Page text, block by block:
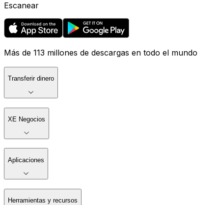
Escanear
Más de 113 millones de descargas en todo el mundo
Transferir dinero
XE Negocios
Aplicaciones
Herramientas y recursos